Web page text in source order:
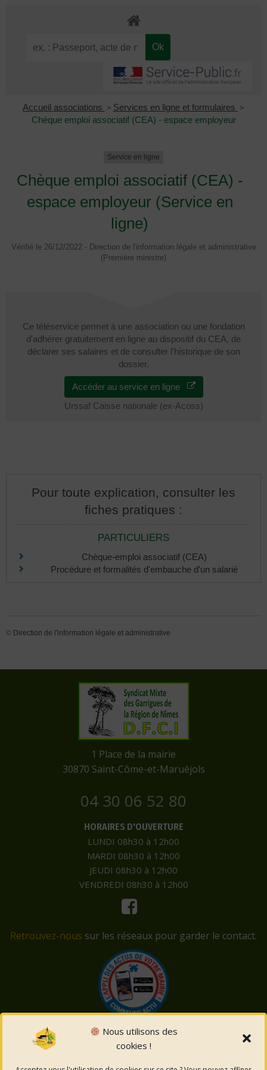
Nous utilisons des
cookies !
Accueil associations > Services en ligne et formulaires >
Chèque emploi associatif (CEA) - espace employeur
Service en ligne
Chèque emploi associatif (CEA) -
espace employeur (Service en
ligne)
Vérifié le 26/12/2022 - Direction de l'information légale et administrative
(Première ministre)
Ce téléservice permet à une association ou une fondation
d'adhérer gratuitement en ligne au dispositif du CEA, de
déclarer ses salaires et de consulter l'historique de son
dossier.
Accéder au service en ligne
Urssaf Caisse nationale (ex-Acoss)
Pour toute explication, consulter les
fiches pratiques :
PARTICULIERS
Chèque-emploi associatif (CEA)
Procédure et formalités d'embauche d'un salarié
© Direction de l'information légale et administrative
​1 Place de la mairie
​30870 Saint-Côme-et-Maruéjols
04 30 06 52 80
HORAIRES D'OUVERTURE
LUNDI 08h30 à 12h00
MARDI 08h30 à 12h00
JEUDI 08h30 à 12h00
VENDREDI 08h30 à 12h00
Retrouvez-nous sur les réseaux pour garder le contact.
© 2026 Saint-Côme-et-Maruéjols. Un service proposé